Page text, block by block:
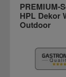
PREMIUM-
HPL Dekor
Outdoor